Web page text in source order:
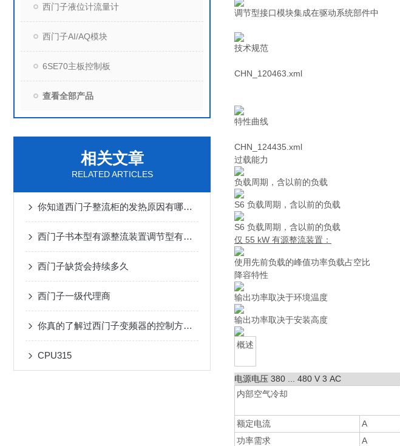
西门子液位计流量计
西门子AI/AQ模块
6SE70主板控制板
查看全部产品
相关文章
RELATED ARTICLES
你知道西门子整流柜的发热原因有哪些吗
西门子书本型有源整流装置调节型有源整流装置
西门子缺货会持续多久
西门子一级代理商
你真的了解过西门子变频器的控制方法吗？
CPU315
调节型接口模块集成在驱动系统部件中
技术规范
CHN_120463.xml
特性曲线
CHN_124435.xml
过载能力
负载周期，含以前的负载
S6 负载周期，含以前的负载
S6 负载周期，含以前的负载
仅 55 kW 有源整流装置：
使用先前负载的峰值功率负载占空比
降容特性
输出功率取决于环境温度
输出功率取决于安装高度
概述
电源电压 380 ... 480 V 3 AC
内部空气冷却
额定电流
A
功率需求
A